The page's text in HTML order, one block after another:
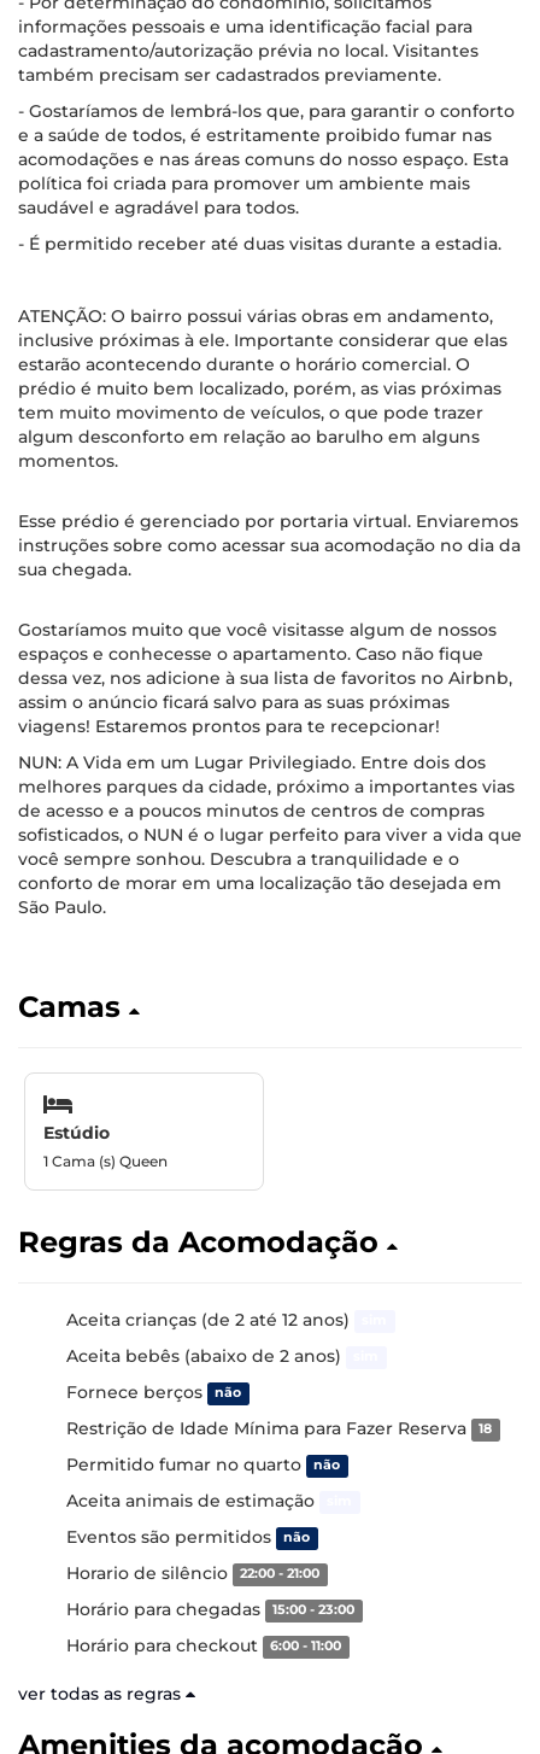
informações pessoais e uma identificação facial para
cadastramento/autorização prévia no local. Visitantes
também precisam ser cadastrados previamente.
- Gostaríamos de lembrá-los que, para garantir o conforto
e a saúde de todos, é estritamente proibido fumar nas
acomodações e nas áreas comuns do nosso espaço. Esta
política foi criada para promover um ambiente mais
saudável e agradável para todos.
- É permitido receber até duas visitas durante a estadia.
ATENÇÃO: O bairro possui várias obras em andamento,
inclusive próximas à ele. Importante considerar que elas
estarão acontecendo durante o horário comercial. O
prédio é muito bem localizado, porém, as vias próximas
tem muito movimento de veículos, o que pode trazer
algum desconforto em relação ao barulho em alguns
momentos.
Esse prédio é gerenciado por portaria virtual. Enviaremos
instruções sobre como acessar sua acomodação no dia da
sua chegada.
Gostaríamos muito que você visitasse algum de nossos
espaços e conhecesse o apartamento. Caso não fique
dessa vez, nos adicione à sua lista de favoritos no Airbnb,
assim o anúncio ficará salvo para as suas próximas
viagens! Estaremos prontos para te recepcionar!
NUN: A Vida em um Lugar Privilegiado. Entre dois dos
melhores parques da cidade, próximo a importantes vias
de acesso e a poucos minutos de centros de compras
sofisticados, o NUN é o lugar perfeito para viver a vida que
você sempre sonhou. Descubra a tranquilidade e o
conforto de morar em uma localização tão desejada em
São Paulo.
Camas
Estúdio
1 Cama (s) Queen
Regras da Acomodação
Aceita crianças (de 2 até 12 anos)
Aceita bebês (abaixo de 2 anos)
Fornece berços não
Restrição de Idade Mínima para Fazer Reserva 18
Permitido fumar no quarto não
Aceita animais de estimação
Eventos são permitidos não
Horario de silêncio 22:00 - 21:00
Horário para chegadas 15:00 - 23:00
Horário para checkout 6:00 - 11:00
ver todas as regras
Amenities da acomodação